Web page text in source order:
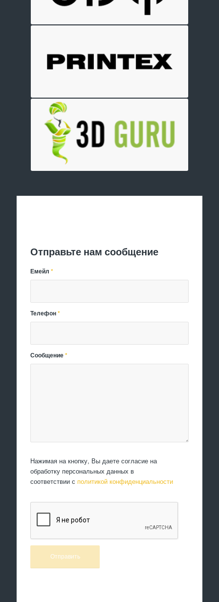
Отправьте нам сообщение
Емейл*
Телефон*
Сообщение*
Нажимая на кнопку, Вы даете согласие на
обработку персональных данных в
соответствии с политикой конфиденциальности